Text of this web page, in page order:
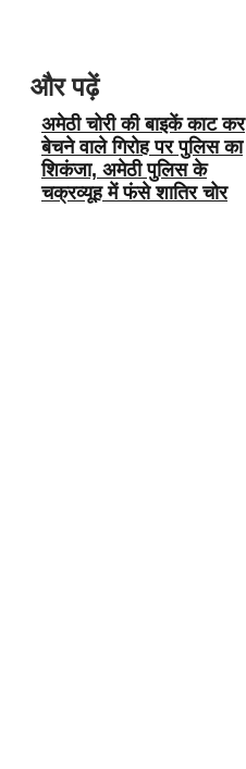
और पढ़ें
अमेठी चोरी की बाइकें काट कर
बेचने वाले गिरोह पर पुलिस का
शिकंजा, अमेठी पुलिस के
चक्रव्यूह में फंसे शातिर चोर